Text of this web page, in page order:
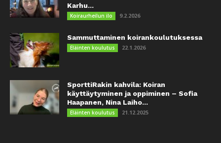
Karhu...
Koiraurheilun ilo 9.2.2026
Sammuttaminen koirankoulutuksessa
Eläinten koulutus 22.1.2026
SporttiRakin kahvila: Koiran
käyttäytyminen ja oppiminen – Sofia
Haapanen, Nina Laiho...
Eläinten koulutus 21.12.2025